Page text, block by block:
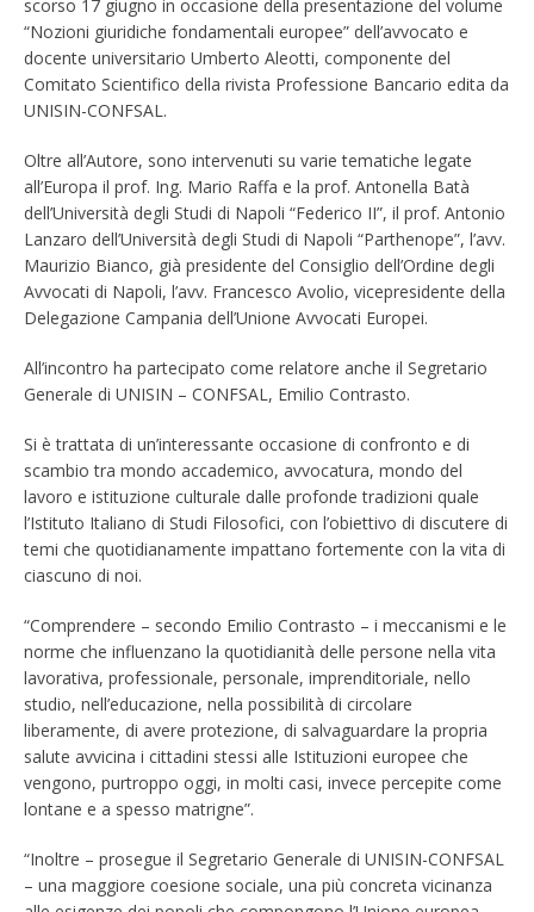
scorso 17 giugno in occasione della presentazione del volume
“Nozioni giuridiche fondamentali europee” dell’avvocato e
docente universitario Umberto Aleotti, componente del
Comitato Scientifico della rivista Professione Bancario edita da
UNISIN-CONFSAL.
Oltre all’Autore, sono intervenuti su varie tematiche legate
all’Europa il prof. Ing. Mario Raffa e la prof. Antonella Batà
dell’Università degli Studi di Napoli “Federico II”, il prof. Antonio
Lanzaro dell’Università degli Studi di Napoli “Parthenope”, l’avv.
Maurizio Bianco, già presidente del Consiglio dell’Ordine degli
Avvocati di Napoli, l’avv. Francesco Avolio, vicepresidente della
Delegazione Campania dell’Unione Avvocati Europei.
All’incontro ha partecipato come relatore anche il Segretario
Generale di UNISIN – CONFSAL, Emilio Contrasto.
Si è trattata di un’interessante occasione di confronto e di
scambio tra mondo accademico, avvocatura, mondo del
lavoro e istituzione culturale dalle profonde tradizioni quale
l’Istituto Italiano di Studi Filosofici, con l’obiettivo di discutere di
temi che quotidianamente impattano fortemente con la vita di
ciascuno di noi.
“Comprendere – secondo Emilio Contrasto – i meccanismi e le
norme che influenzano la quotidianità delle persone nella vita
lavorativa, professionale, personale, imprenditoriale, nello
studio, nell’educazione, nella possibilità di circolare
liberamente, di avere protezione, di salvaguardare la propria
salute avvicina i cittadini stessi alle Istituzioni europee che
vengono, purtroppo oggi, in molti casi, invece percepite come
lontane e a spesso matrigne”.
“Inoltre – prosegue il Segretario Generale di UNISIN-CONFSAL
– una maggiore coesione sociale, una più concreta vicinanza